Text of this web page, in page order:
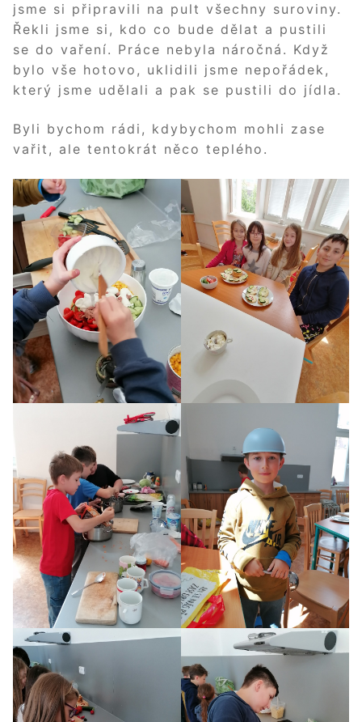
jsme si připravili na pult všechny suroviny.
Řekli jsme si, kdo co bude dělat a pustili
se do vaření. Práce nebyla náročná. Když
bylo vše hotovo, uklidili jsme nepořádek,
který jsme udělali a pak se pustili do jídla.
Byli bychom rádi, kdybychom mohli zase
vařit, ale tentokrát něco teplého.